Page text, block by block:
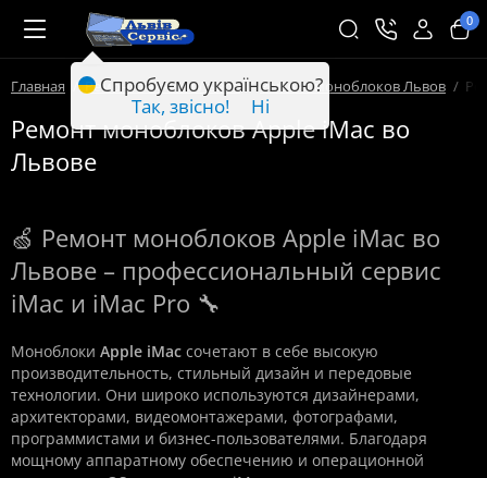
0
Главная Ремонт техники Львов Ремонт моноблоков Львов
Ремонт моноблоков Apple iMac во
Львове
🍏 Ремонт моноблоков Apple iMac во
Львове – профессиональный сервис
iMac и iMac Pro 🔧
Моноблоки Apple iMac сочетают в себе высокую
производительность, стильный дизайн и передовые
технологии. Они широко используются дизайнерами,
архитекторами, видеомонтажерами, фотографами,
программистами и бизнес-пользователями. Благодаря
мощному аппаратному обеспечению и операционной
Спробуємо українською?
Так, звісно!
Ні